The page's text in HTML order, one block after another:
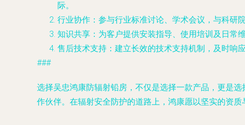
际。
行业协作 ：参与行业标准讨论、学术会议，与科研
知识共享 ：为客户提供安装指导、使用培训及日常
售后技术支持 ：建立长效的技术支持机制，及时响
###
选择吴忠鸿康防辐射铅房，不仅是选择一款产品，更是
作伙伴。在辐射安全防护的道路上，鸿康愿以坚实的资